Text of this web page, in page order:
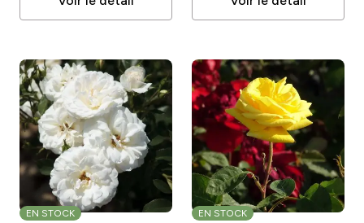
EN STOCK EN STOCK